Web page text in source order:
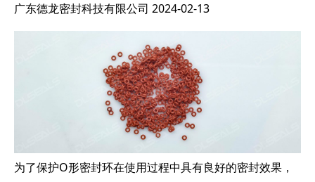
广东德龙密封科技有限公司 2024-02-13
为了保护O形密封环在使用过程中具有良好的密封效果，